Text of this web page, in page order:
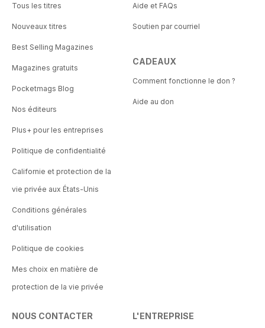
Tous les titres
Nouveaux titres
Best Selling Magazines
Magazines gratuits
Pocketmags Blog
Nos éditeurs
Plus+ pour les entreprises
Politique de confidentialité
Californie et protection de la
vie privée aux États-Unis
Conditions générales
d'utilisation
Politique de cookies
Mes choix en matière de
protection de la vie privée
Aide et FAQs
Soutien par courriel
CADEAUX
Comment fonctionne le don ?
Aide au don
NOUS CONTACTER L'ENTREPRISE